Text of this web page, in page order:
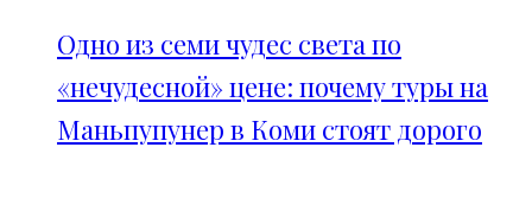
Одно из семи чудес света по
«нечудесной» цене: почему туры на
Маньпупунер в Коми стоят дорого